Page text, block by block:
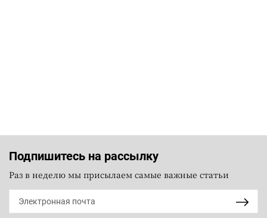
Подпишитесь на рассылку
Раз в неделю мы присылаем самые важные статьи